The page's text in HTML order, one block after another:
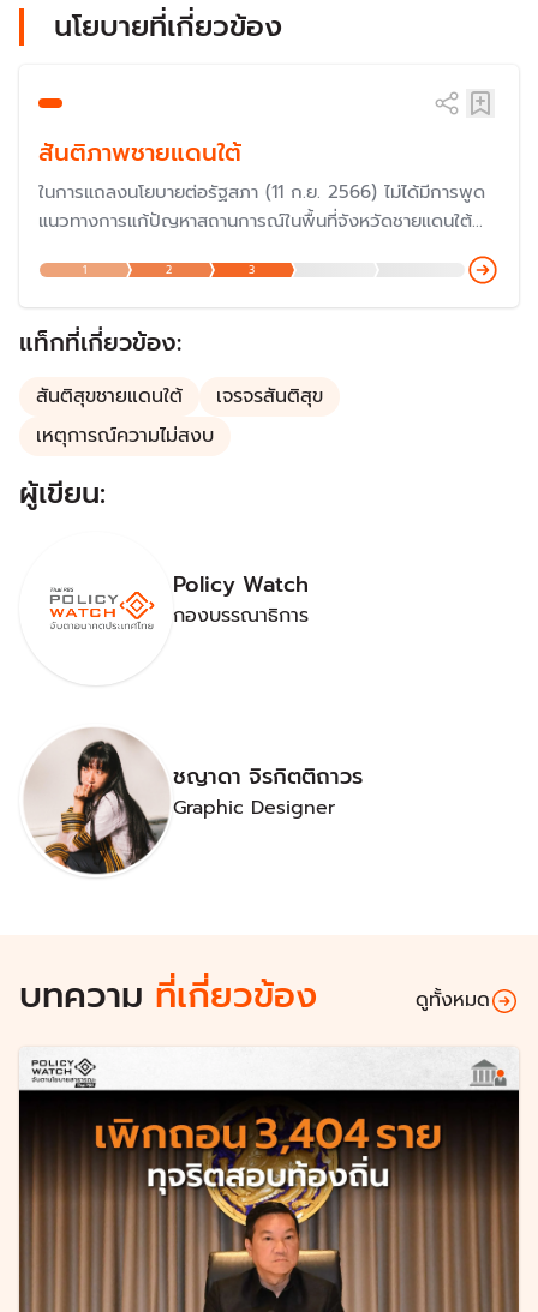
นโยบายที่เกี่ยวข้อง
สันติภาพชายแดนใต้
ในการแถลงนโยบายต่อรัฐสภา (11 ก.ย. 2566) ไม่ได้มีการพูด
แนวทางการแก้ปัญหาสถานการณ์ในพื้นที่จังหวัดชายแดนใต้
แต่บทบาทในการแก้ปัญหามาจากคณะกรรมาธิการวิสามัญเพื่อ
พิจารณาศึกษาและเสนอแนวทางการส่งเสริมกระบวนการสร้าง
สันติภาพเพื่อแก้ไขปัญหาความขัดแย้งในพื้นที่สามจังหวัด
ชายแดนภาคใต้
1 2 3
แท็กที่เกี่ยวข้อง:
สันติสุขชายแดนใต้
เจรจรสันติสุข
เหตุการณ์ความไม่สงบ
ผู้เขียน:
Policy Watch
กองบรรณาธิการ
ชญาดา จิรกิตติถาวร
Graphic Designer
บทความ ที่เกี่ยวข้อง ดูทั้งหมด